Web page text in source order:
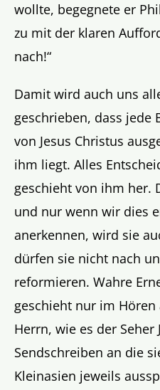
wollte, begegnete er
zu mit der klaren
nach!“
Damit wird auch uns
geschrieben, dass jede
von Jesus Christus
ihm liegt. Alles
geschieht von ihm her.
und nur wenn wir dies
anerkennen, wird sie
dürfen sie nicht nach
reformieren. Wahre
geschieht nur im
Herrn, wie es der Seher
Sendschreiben an die
Kleinasien jeweils